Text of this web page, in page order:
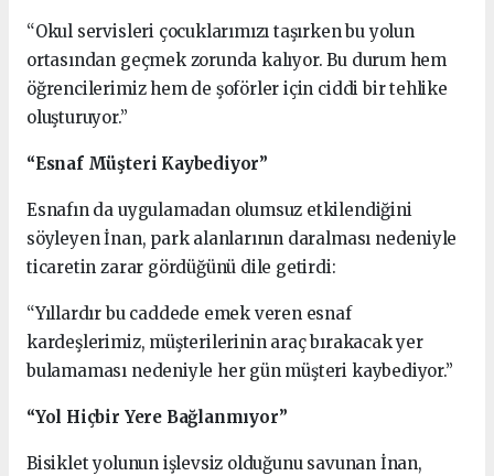
“Okul servisleri çocuklarımızı taşırken bu yolun
ortasından geçmek zorunda kalıyor. Bu durum hem
öğrencilerimiz hem de şoförler için ciddi bir tehlike
oluşturuyor.”
“Esnaf Müşteri Kaybediyor”
Esnafın da uygulamadan olumsuz etkilendiğini
söyleyen İnan, park alanlarının daralması nedeniyle
ticaretin zarar gördüğünü dile getirdi:
“Yıllardır bu caddede emek veren esnaf
kardeşlerimiz, müşterilerinin araç bırakacak yer
bulamaması nedeniyle her gün müşteri kaybediyor.”
“Yol Hiçbir Yere Bağlanmıyor”
Bisiklet yolunun işlevsiz olduğunu savunan İnan,